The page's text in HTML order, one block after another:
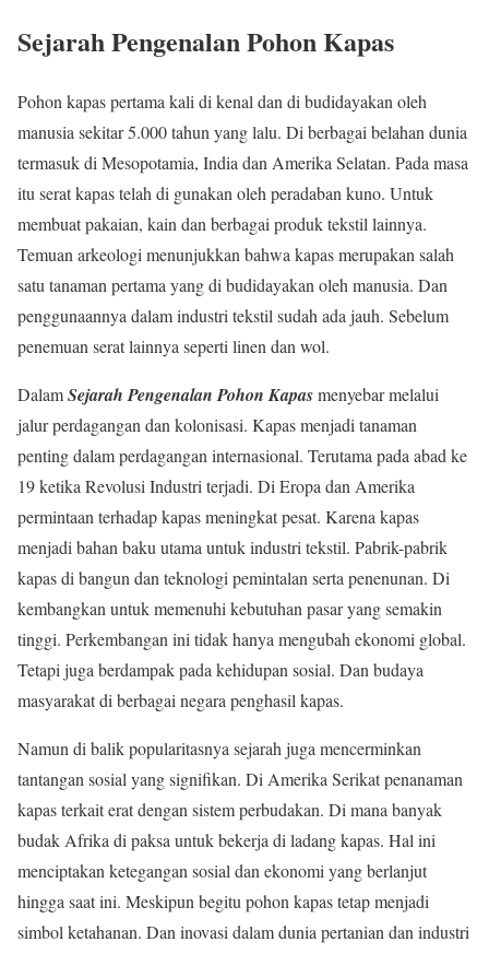
Sejarah Pengenalan Pohon Kapas
Pohon kapas pertama kali di kenal dan di budidayakan oleh
manusia sekitar 5.000 tahun yang lalu. Di berbagai belahan dunia
termasuk di Mesopotamia, India dan Amerika Selatan. Pada masa
itu serat kapas telah di gunakan oleh peradaban kuno. Untuk
membuat pakaian, kain dan berbagai produk tekstil lainnya.
Temuan arkeologi menunjukkan bahwa kapas merupakan salah
satu tanaman pertama yang di budidayakan oleh manusia. Dan
penggunaannya dalam industri tekstil sudah ada jauh. Sebelum
penemuan serat lainnya seperti linen dan wol.
DalamSejarah Pengenalan Pohon Kapasmenyebar melalui
jalur perdagangan dan kolonisasi. Kapas menjadi tanaman
penting dalam perdagangan internasional. Terutama pada abad ke
19 ketika Revolusi Industri terjadi. Di Eropa dan Amerika
permintaan terhadap kapas meningkat pesat. Karena kapas
menjadi bahan baku utama untuk industri tekstil. Pabrik-pabrik
kapas di bangun dan teknologi pemintalan serta penenunan. Di
kembangkan untuk memenuhi kebutuhan pasar yang semakin
tinggi. Perkembangan ini tidak hanya mengubah ekonomi global.
Tetapi juga berdampak pada kehidupan sosial. Dan budaya
masyarakat di berbagai negara penghasil kapas.
Namun di balik popularitasnya sejarah juga mencerminkan
tantangan sosial yang signifikan. Di Amerika Serikat penanaman
kapas terkait erat dengan sistem perbudakan. Di mana banyak
budak Afrika di paksa untuk bekerja di ladang kapas. Hal ini
menciptakan ketegangan sosial dan ekonomi yang berlanjut
hingga saat ini. Meskipun begitu pohon kapas tetap menjadi
simbol ketahanan. Dan inovasi dalam dunia pertanian dan industri